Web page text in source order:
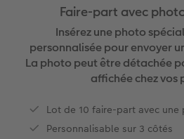
XXL Panorama
A5 Panorama
Bébé
Tirages photo
Tirages fine art
Tirage photo
Tableau photo
Photo sur carton
hexxas
Calendrier mural
À annoter
Accessoires
Textiles
Photo magnets
Boîte cadeau
Faire-part de
Faire-part de
Faire-part de
Mariage
Animaux
Conseils pour
Pour les enfants
Pour les animaux
Faire-part avec
Insérez une photo
personnalisée pour envoyer
La photo peut être détachée
affichée chez vos
Lot de 10 faire-part avec
Personnalisable sur 3 côtés